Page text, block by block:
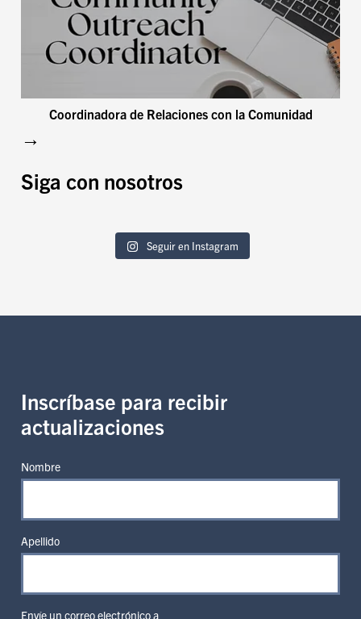
Coordinadora de Relaciones con la Comunidad
→
Siga con nosotros
Seguir en Instagram
Inscríbase para recibir
actualizaciones
Nombre
Apellido
Envíe un correo electrónico a